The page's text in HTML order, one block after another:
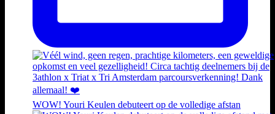
WOW! Youri Keulen debuteert op de volledige afstan